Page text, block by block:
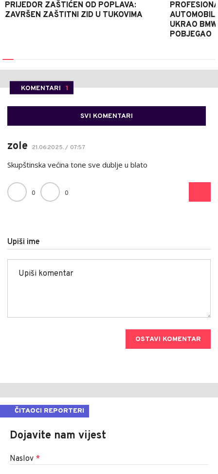
PRIJEDOR ZAŠTIĆEN OD POPLAVA:
ZAVRŠEN ZAŠTITNI ZID U TUKOVIMA
UKRAO
POBJEGAO
KOMENTARI 1
SVI KOMENTARI
zole 21.06.2025. / 07:57
Skupštinska većina tone sve dublje u blato
0 0
Upiši ime
OSTAVI KOMENTAR
ČITAOCI REPORTERI
Dojavite nam vijest
Naslov *